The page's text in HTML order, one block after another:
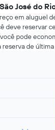
José do
em aluguel
deve reservar
pode
de última